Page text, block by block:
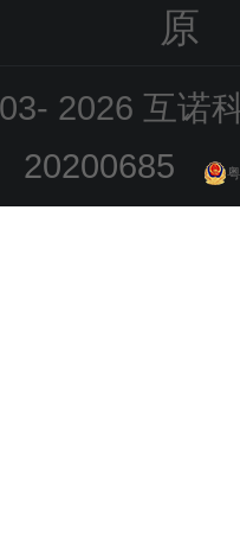
原
2026 互诺
20200685